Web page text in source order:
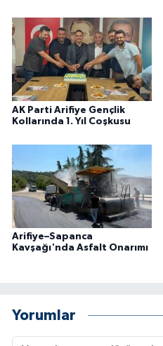
AK Parti Arifiye Gençlik
Kollarında 1. Yıl Coşkusu
Arifiye–Sapanca
Kavşağı'nda Asfalt Onarımı
Yorumlar